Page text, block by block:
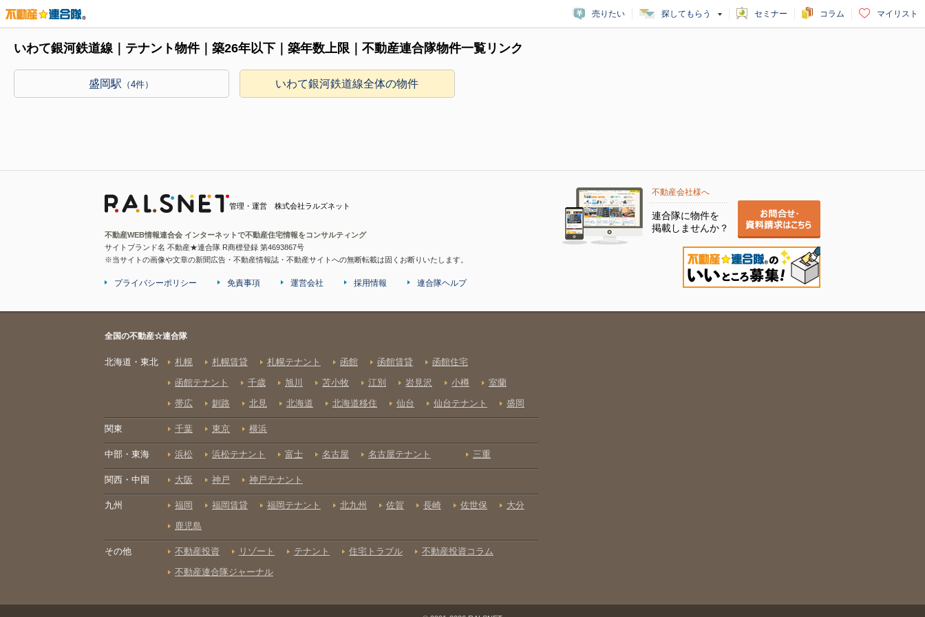
売りたい 探してもらう セミナー コラム マイリスト
いわて銀河鉄道線｜テナント物件｜築26年以下｜築年数上限｜不動産連合隊物件一覧リンク
盛岡駅 （4件） いわて銀河鉄道線全体の物件
管理・運営 株式会社ラルズネット
不動産WEB情報連合会 インターネットで不動産住宅情報をコンサルティング
サイトブランド名 不動産★連合隊 R商標登録 第4693867号
※当サイトの画像や文章の新聞広告・不動産情報誌・不動産サイトへの無断転載は固くお断りいたします。
不動産会社様へ
連合隊に物件を
掲載しませんか？
プライバシーポリシー 免責事項 運営会社 採用情報 連合隊ヘルプ